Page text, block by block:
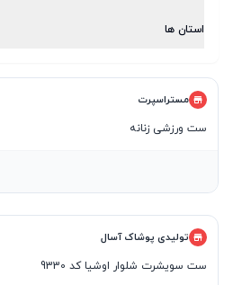
استان ها
مستراسپرت
ست ورزشی زنانه
تولیدی پوشاک آسال
ست سویشرت شلوار اوشیا کد 9330